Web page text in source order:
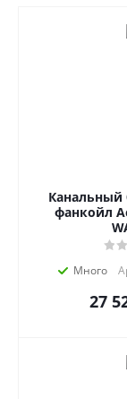
Канальный
фанкойл
Много
27